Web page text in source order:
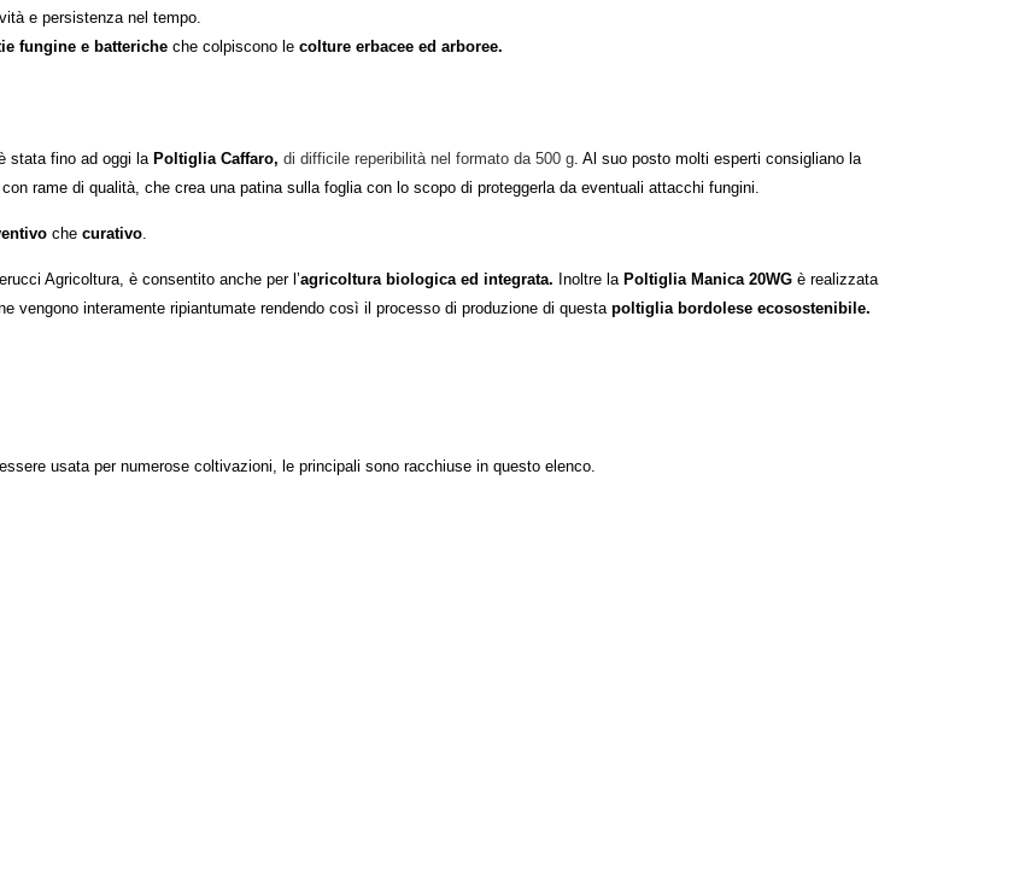
e persistenza nel tempo.
fungine e batteriche che colpiscono le colture erbacee ed arboree.
stata fino ad oggi la Poltiglia Caffaro, di difficile reperibilità nel formato da 500 g . Al suo posto molti esperti consigliano la
rame di qualità, che crea una patina sulla foglia con lo scopo di proteggerla da eventuali attacchi fungini.
che curativo.
Agricoltura, è consentito anche per l’agricoltura biologica ed integrata. Inoltre la Poltiglia Manica 20WG è realizzata
vengono interamente ripiantumate rendendo così il processo di produzione di questa poltiglia bordolese ecosostenibile.
usata per numerose coltivazioni, le principali sono racchiuse in questo elenco.